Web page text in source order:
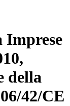
Imprese
della
42/CE